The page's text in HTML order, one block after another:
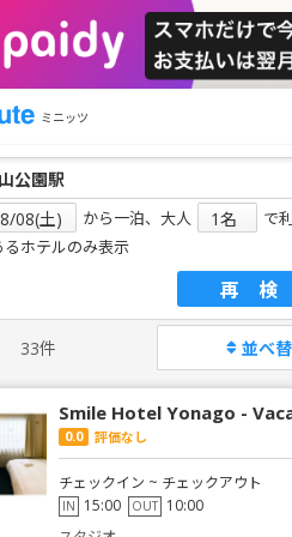
ミニッツ
から一泊、大人
で
るホテルのみ表示
再
33件 並べ
Smile Hotel Yonago -
0.0 評価なし
チェックイン ~ チェックアウト
IN 15:00 OUT 10:00